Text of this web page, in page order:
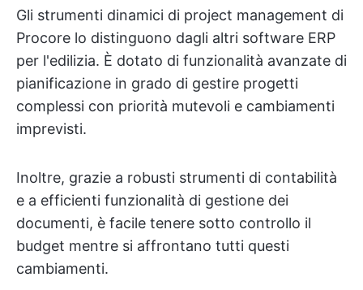
Gli strumenti dinamici di project management di
Procore lo distinguono dagli altri software ERP
per l'edilizia. È dotato di funzionalità avanzate di
pianificazione in grado di gestire progetti
complessi con priorità mutevoli e cambiamenti
imprevisti.
Inoltre, grazie a robusti strumenti di contabilità
e a efficienti funzionalità di gestione dei
documenti, è facile tenere sotto controllo il
budget mentre si affrontano tutti questi
cambiamenti.